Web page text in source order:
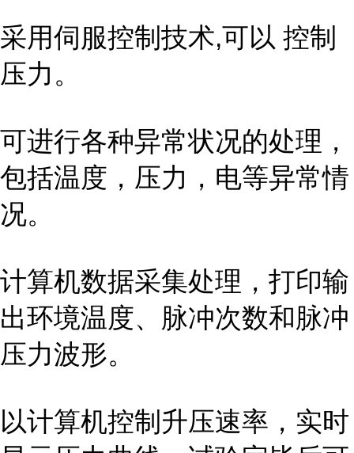
采用伺服控制技术,可以 控制
压力。
可进行各种异常状况的处理，
包括温度，压力，电等异常情
况。
计算机数据采集处理，打印输
出环境温度、脉冲次数和脉冲
压力波形。
以计算机控制升压速率，实时